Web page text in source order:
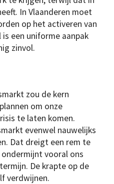
In Vlaanderen moet
op het activeren van
een uniforme aanpak
zinvol.
zou de kern
om onze
te laten komen.
evenwel nauwelijks
Dat dreigt een rem te
vooral ons
De krapte op de
verdwijnen.